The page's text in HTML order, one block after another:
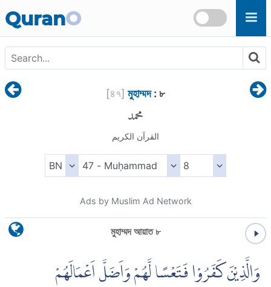
QuranO
[৪৭] মুহাম্মদ: ৮
محمد
القرآن الكريم
Ads by Muslim Ad Network
মুহাম্মদ আয়াত ৮
وَالَّذِيْنَ كَفَرُوْا فَتَعْسًا لَّهُمْ وَاَضَلَّ اَعْمَالَهُمْ